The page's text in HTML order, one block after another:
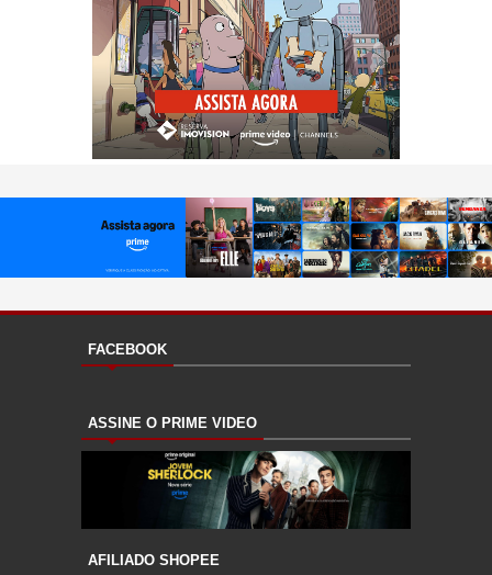
FACEBOOK
ASSINE O PRIME VIDEO
AFILIADO SHOPEE